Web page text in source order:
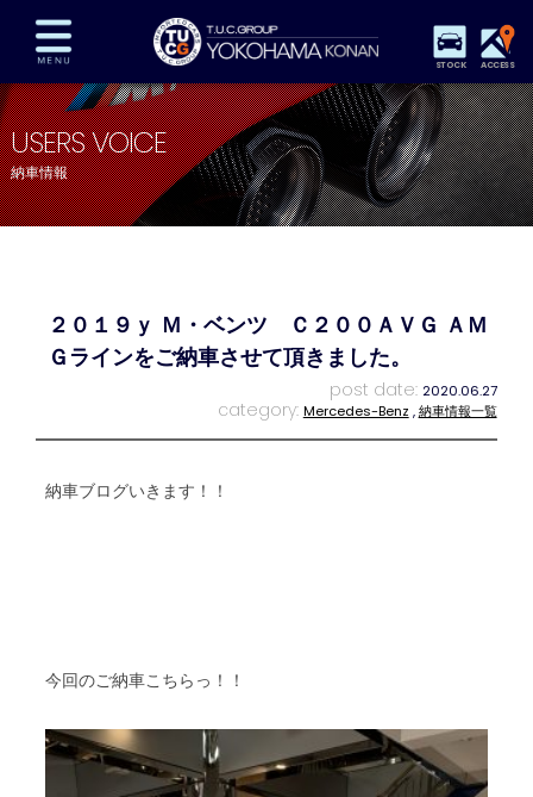
STOCK ACCESS
在庫車両情報 保証&サービス パーツリスト
TUCとは？ 店舗情報 アクセスマップ
全国納車 特別作業 注文販売
プライバシーポリシー スタッフblog
USERS VOICE
納車情報
２０１９ｙ Ｍ・ベンツ Ｃ２００ＡＶＧ ＡＭ
Ｇラインをご納車させて頂きました。
post date: 2020.06.27
category: Mercedes-Benz ,納車情報一覧
納車ブログいきます！！
今回のご納車こちらっ！！